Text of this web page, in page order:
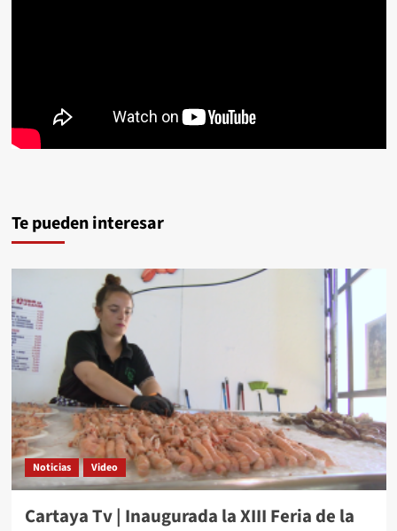
Te pueden interesar
Noticias Video
Cartaya Tv | Inaugurada la XIII Feria de la